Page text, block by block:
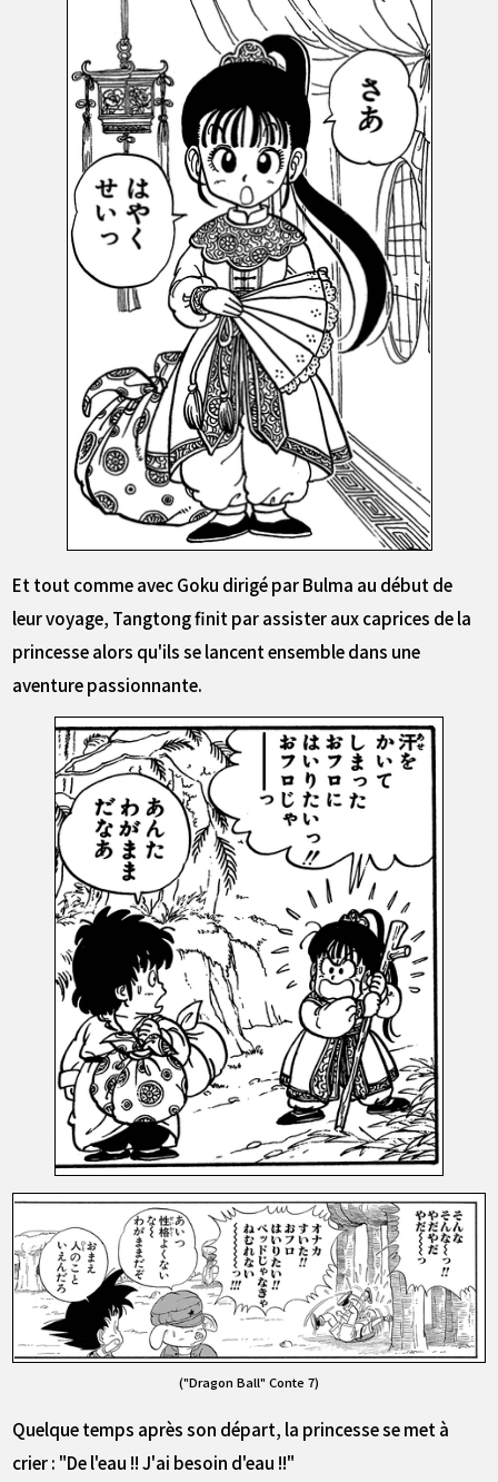
Et tout comme avec Goku dirigé par Bulma au début de
leur voyage, Tangtong finit par assister aux caprices de la
princesse alors qu'ils se lancent ensemble dans une
aventure passionnante.
("Dragon Ball" Conte 7)
Quelque temps après son départ, la princesse se met à
crier : "De l'eau !! J'ai besoin d'eau !!"